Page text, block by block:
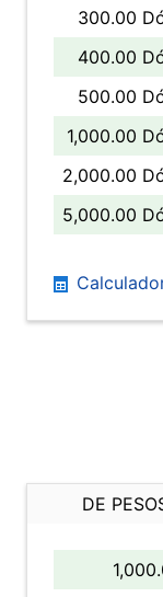
300.00
400.00
500.00
1,000.00
2,000.00
5,000.00
DE